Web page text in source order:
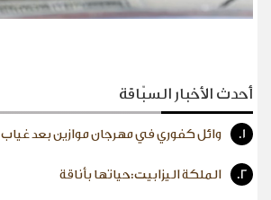
أحدث الأخبار السبّاقة
1. وائل كفوري في مهرجان موازين بعد غياب
2. الملكة اليزابيت:حياتها بأناقة